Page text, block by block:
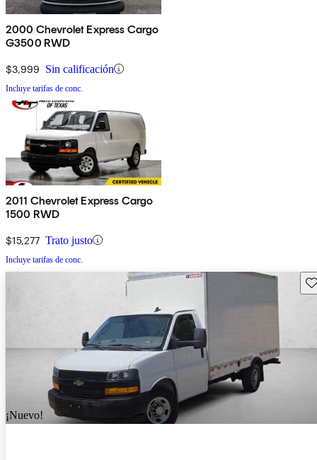
2000 Chevrolet Express Cargo
G3500 RWD
$3,999 Sin calificación
Incluye tarifas de conc.
2011 Chevrolet Express Cargo
1500 RWD
$15,277 Trato justo
Incluye tarifas de conc.
¡Nuevo!